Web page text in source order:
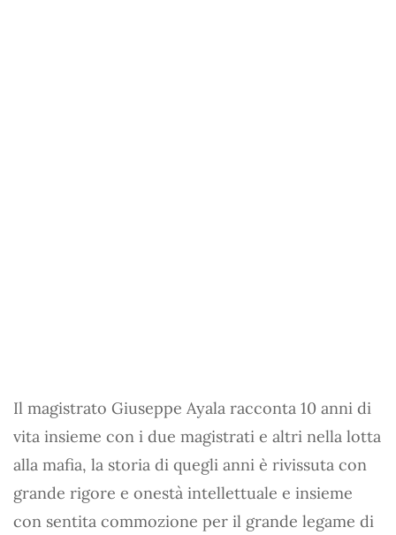
Il magistrato Giuseppe Ayala racconta 10 anni di
vita insieme con i due magistrati e altri nella lotta
alla mafia, la storia di quegli anni è rivissuta con
grande rigore e onestà intellettuale e insieme
con sentita commozione per il grande legame di